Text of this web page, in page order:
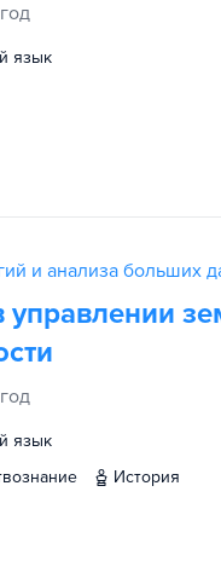
язык
и анализа больших
язык
история